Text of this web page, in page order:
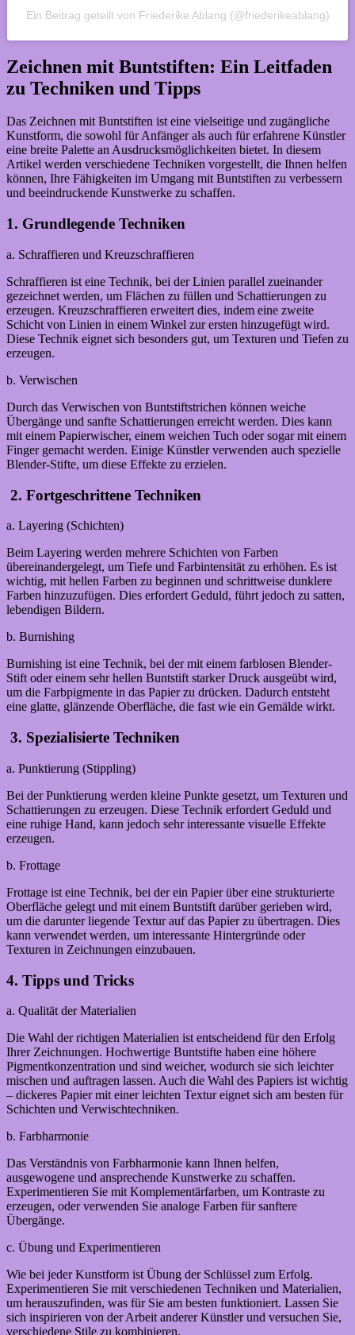
Ein Beitrag geteilt von Friederike Ablang (@friederikeablang)
Zeichnen mit Buntstiften: Ein Leitfaden
zu Techniken und Tipps
Das Zeichnen mit Buntstiften ist eine vielseitige und zugängliche
Kunstform, die sowohl für Anfänger als auch für erfahrene Künstler
eine breite Palette an Ausdrucksmöglichkeiten bietet. In diesem
Artikel werden verschiedene Techniken vorgestellt, die Ihnen helfen
können, Ihre Fähigkeiten im Umgang mit Buntstiften zu verbessern
und beeindruckende Kunstwerke zu schaffen.
1. Grundlegende Techniken
a. Schraffieren und Kreuzschraffieren
Schraffieren ist eine Technik, bei der Linien parallel zueinander
gezeichnet werden, um Flächen zu füllen und Schattierungen zu
erzeugen. Kreuzschraffieren erweitert dies, indem eine zweite
Schicht von Linien in einem Winkel zur ersten hinzugefügt wird.
Diese Technik eignet sich besonders gut, um Texturen und Tiefen zu
erzeugen.
b. Verwischen
Durch das Verwischen von Buntstiftstrichen können weiche
Übergänge und sanfte Schattierungen erreicht werden. Dies kann
mit einem Papierwischer, einem weichen Tuch oder sogar mit einem
Finger gemacht werden. Einige Künstler verwenden auch spezielle
Blender-Stifte, um diese Effekte zu erzielen.
2. Fortgeschrittene Techniken
a. Layering (Schichten)
Beim Layering werden mehrere Schichten von Farben
übereinandergelegt, um Tiefe und Farbintensität zu erhöhen. Es ist
wichtig, mit hellen Farben zu beginnen und schrittweise dunklere
Farben hinzuzufügen. Dies erfordert Geduld, führt jedoch zu satten,
lebendigen Bildern.
b. Burnishing
Burnishing ist eine Technik, bei der mit einem farblosen Blender-
Stift oder einem sehr hellen Buntstift starker Druck ausgeübt wird,
um die Farbpigmente in das Papier zu drücken. Dadurch entsteht
eine glatte, glänzende Oberfläche, die fast wie ein Gemälde wirkt.
3. Spezialisierte Techniken
a. Punktierung (Stippling)
Bei der Punktierung werden kleine Punkte gesetzt, um Texturen und
Schattierungen zu erzeugen. Diese Technik erfordert Geduld und
eine ruhige Hand, kann jedoch sehr interessante visuelle Effekte
erzeugen.
b. Frottage
Frottage ist eine Technik, bei der ein Papier über eine strukturierte
Oberfläche gelegt und mit einem Buntstift darüber gerieben wird,
um die darunter liegende Textur auf das Papier zu übertragen. Dies
kann verwendet werden, um interessante Hintergründe oder
Texturen in Zeichnungen einzubauen.
4. Tipps und Tricks
a. Qualität der Materialien
Die Wahl der richtigen Materialien ist entscheidend für den Erfolg
Ihrer Zeichnungen. Hochwertige Buntstifte haben eine höhere
Pigmentkonzentration und sind weicher, wodurch sie sich leichter
mischen und auftragen lassen. Auch die Wahl des Papiers ist wichtig
– dickeres Papier mit einer leichten Textur eignet sich am besten für
Schichten und Verwischtechniken.
b. Farbharmonie
Das Verständnis von Farbharmonie kann Ihnen helfen,
ausgewogene und ansprechende Kunstwerke zu schaffen.
Experimentieren Sie mit Komplementärfarben, um Kontraste zu
erzeugen, oder verwenden Sie analoge Farben für sanftere
Übergänge.
c. Übung und Experimentieren
Wie bei jeder Kunstform ist Übung der Schlüssel zum Erfolg.
Experimentieren Sie mit verschiedenen Techniken und Materialien,
um herauszufinden, was für Sie am besten funktioniert. Lassen Sie
sich inspirieren von der Arbeit anderer Künstler und versuchen Sie,
verschiedene Stile zu kombinieren.